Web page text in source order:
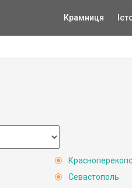
Крамниця
Севастополь